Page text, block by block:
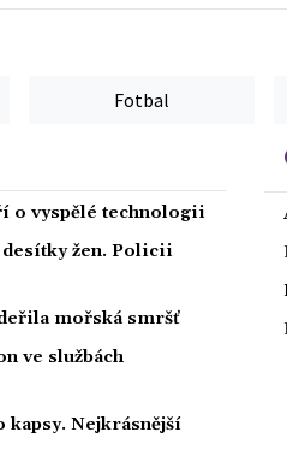
Fotbal
o vyspělé technologii
žen. Policii
mořská smršť
ve službách
kapsy. Nejkrásnější